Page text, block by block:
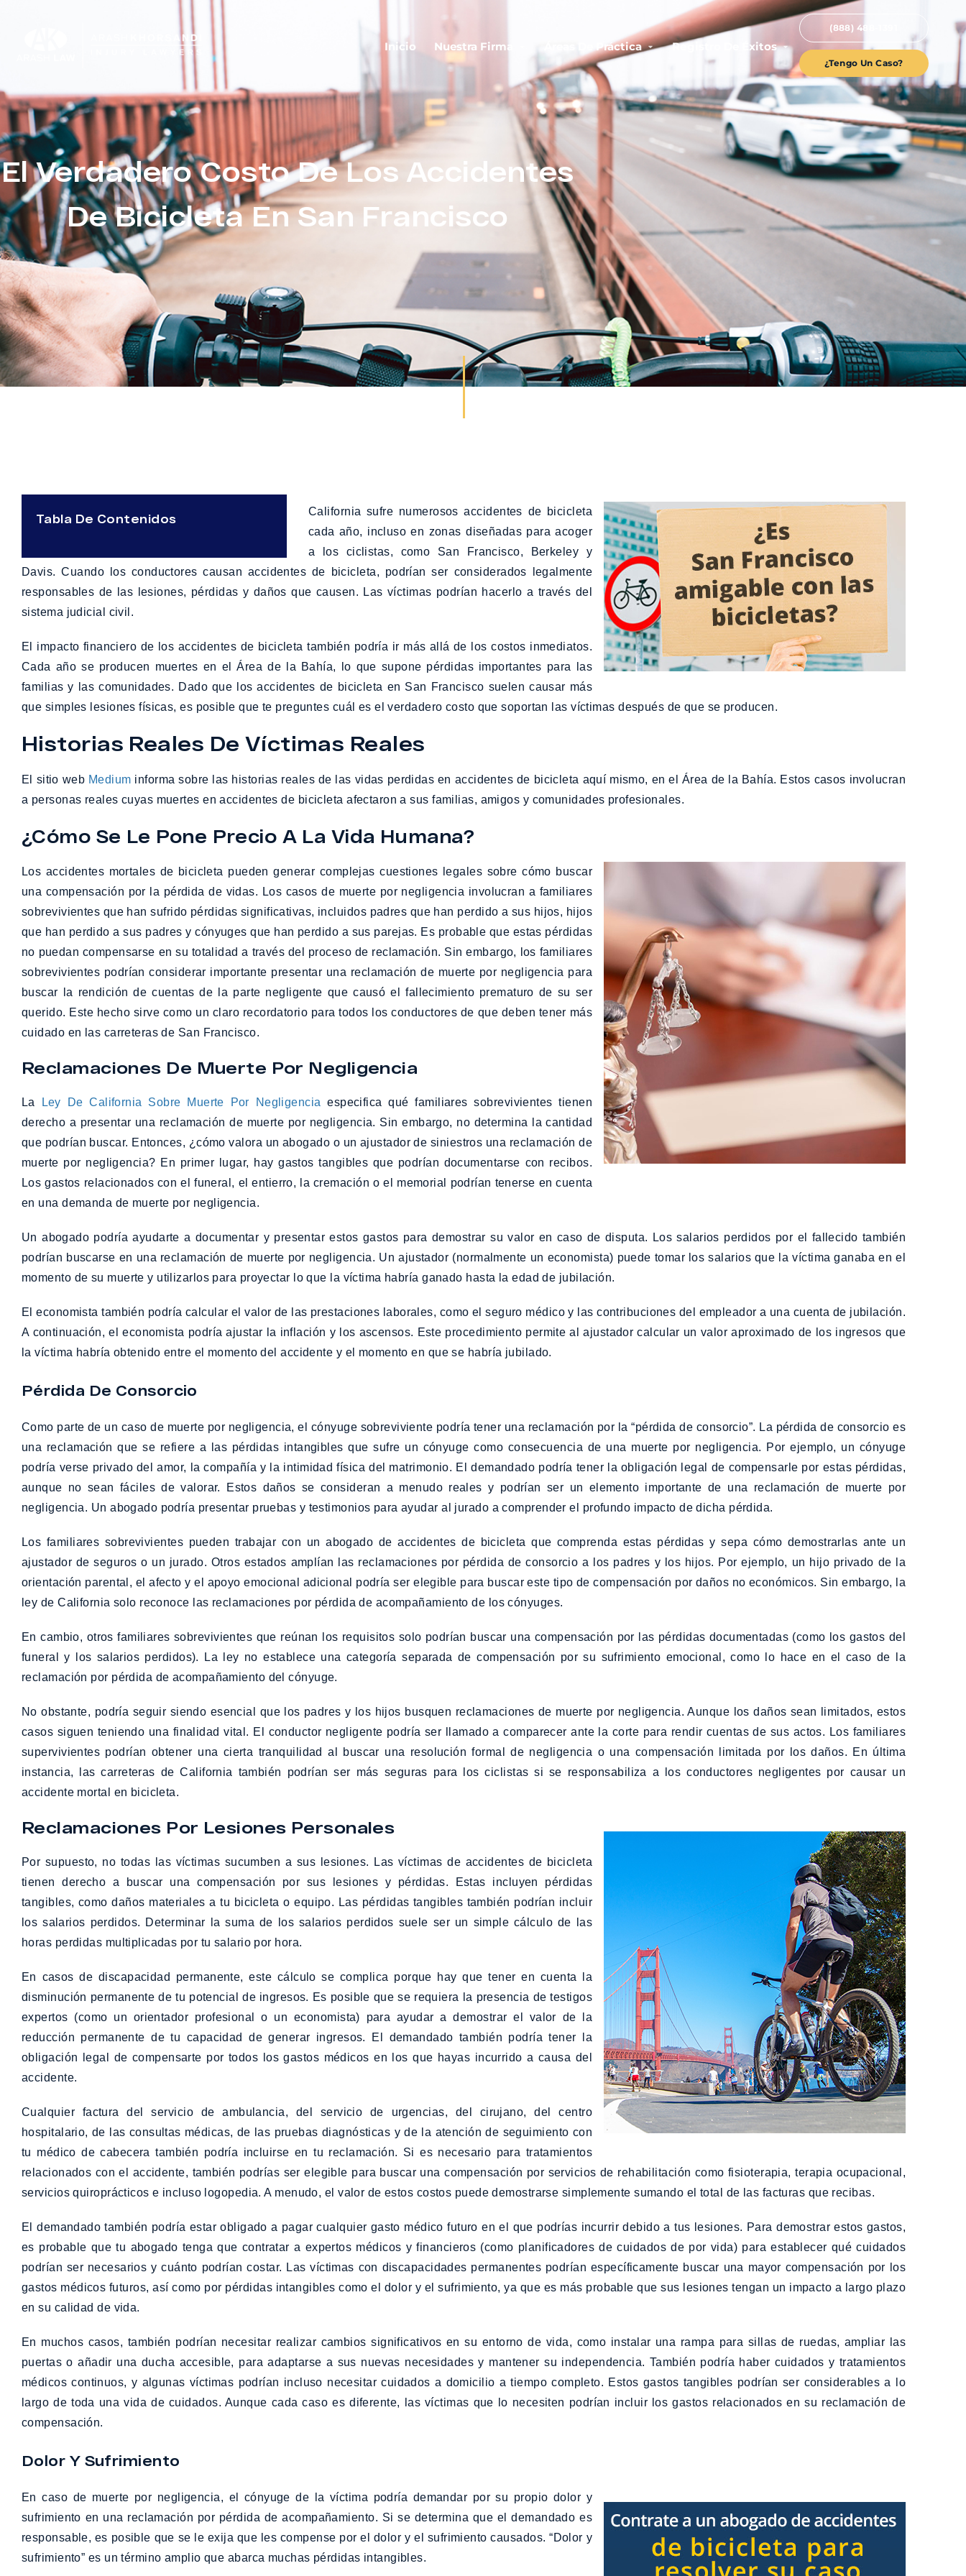
Inicio Nuestra Firma Áreas De Práctica Registro De Éxitos
(888) 488-1391
¿Tengo Un Caso?
El Verdadero Costo De Los Accidentes
De Bicicleta En San Francisco
Tabla De Contenidos
California sufre numerosos accidentes de bicicleta
cada año, incluso en zonas diseñadas para acoger
a los ciclistas, como San Francisco, Berkeley y
Davis. Cuando los conductores causan accidentes de bicicleta, podrían ser considerados legalmente
responsables de las lesiones, pérdidas y daños que causen. Las víctimas podrían hacerlo a través del
sistema judicial civil.
El impacto financiero de los accidentes de bicicleta también podría ir más allá de los costos inmediatos.
Cada año se producen muertes en el Área de la Bahía, lo que supone pérdidas importantes para las
familias y las comunidades. Dado que los accidentes de bicicleta en San Francisco suelen causar más
que simples lesiones físicas, es posible que te preguntes cuál es el verdadero costo que soportan las víctimas después de que se producen.
Historias Reales De Víctimas Reales
El sitio web Medium informa sobre las historias reales de las vidas perdidas en accidentes de bicicleta aquí mismo, en el Área de la Bahía. Estos casos involucran
a personas reales cuyas muertes en accidentes de bicicleta afectaron a sus familias, amigos y comunidades profesionales.
¿Cómo Se Le Pone Precio A La Vida Humana?
Los accidentes mortales de bicicleta pueden generar complejas cuestiones legales sobre cómo buscar
una compensación por la pérdida de vidas. Los casos de muerte por negligencia involucran a familiares
sobrevivientes que han sufrido pérdidas significativas, incluidos padres que han perdido a sus hijos, hijos
que han perdido a sus padres y cónyuges que han perdido a sus parejas. Es probable que estas pérdidas
no puedan compensarse en su totalidad a través del proceso de reclamación. Sin embargo, los familiares
sobrevivientes podrían considerar importante presentar una reclamación de muerte por negligencia para
buscar la rendición de cuentas de la parte negligente que causó el fallecimiento prematuro de su ser
querido. Este hecho sirve como un claro recordatorio para todos los conductores de que deben tener más
cuidado en las carreteras de San Francisco.
Reclamaciones De Muerte Por Negligencia
La Ley De California Sobre Muerte Por Negligencia especifica qué familiares sobrevivientes tienen
derecho a presentar una reclamación de muerte por negligencia. Sin embargo, no determina la cantidad
que podrían buscar. Entonces, ¿cómo valora un abogado o un ajustador de siniestros una reclamación de
muerte por negligencia? En primer lugar, hay gastos tangibles que podrían documentarse con recibos.
Los gastos relacionados con el funeral, el entierro, la cremación o el memorial podrían tenerse en cuenta
en una demanda de muerte por negligencia.
Un abogado podría ayudarte a documentar y presentar estos gastos para demostrar su valor en caso de disputa. Los salarios perdidos por el fallecido también
podrían buscarse en una reclamación de muerte por negligencia. Un ajustador (normalmente un economista) puede tomar los salarios que la víctima ganaba en el
momento de su muerte y utilizarlos para proyectar lo que la víctima habría ganado hasta la edad de jubilación.
El economista también podría calcular el valor de las prestaciones laborales, como el seguro médico y las contribuciones del empleador a una cuenta de jubilación.
A continuación, el economista podría ajustar la inflación y los ascensos. Este procedimiento permite al ajustador calcular un valor aproximado de los ingresos que
la víctima habría obtenido entre el momento del accidente y el momento en que se habría jubilado.
Pérdida De Consorcio
Como parte de un caso de muerte por negligencia, el cónyuge sobreviviente podría tener una reclamación por la “pérdida de consorcio”. La pérdida de consorcio es
una reclamación que se refiere a las pérdidas intangibles que sufre un cónyuge como consecuencia de una muerte por negligencia. Por ejemplo, un cónyuge
podría verse privado del amor, la compañía y la intimidad física del matrimonio. El demandado podría tener la obligación legal de compensarle por estas pérdidas,
aunque no sean fáciles de valorar. Estos daños se consideran a menudo reales y podrían ser un elemento importante de una reclamación de muerte por
negligencia. Un abogado podría presentar pruebas y testimonios para ayudar al jurado a comprender el profundo impacto de dicha pérdida.
Los familiares sobrevivientes pueden trabajar con un abogado de accidentes de bicicleta que comprenda estas pérdidas y sepa cómo demostrarlas ante un
ajustador de seguros o un jurado. Otros estados amplían las reclamaciones por pérdida de consorcio a los padres y los hijos. Por ejemplo, un hijo privado de la
orientación parental, el afecto y el apoyo emocional adicional podría ser elegible para buscar este tipo de compensación por daños no económicos. Sin embargo, la
ley de California solo reconoce las reclamaciones por pérdida de acompañamiento de los cónyuges.
En cambio, otros familiares sobrevivientes que reúnan los requisitos solo podrían buscar una compensación por las pérdidas documentadas (como los gastos del
funeral y los salarios perdidos). La ley no establece una categoría separada de compensación por su sufrimiento emocional, como lo hace en el caso de la
reclamación por pérdida de acompañamiento del cónyuge.
No obstante, podría seguir siendo esencial que los padres y los hijos busquen reclamaciones de muerte por negligencia. Aunque los daños sean limitados, estos
casos siguen teniendo una finalidad vital. El conductor negligente podría ser llamado a comparecer ante la corte para rendir cuentas de sus actos. Los familiares
supervivientes podrían obtener una cierta tranquilidad al buscar una resolución formal de negligencia o una compensación limitada por los daños. En última
instancia, las carreteras de California también podrían ser más seguras para los ciclistas si se responsabiliza a los conductores negligentes por causar un
accidente mortal en bicicleta.
Reclamaciones Por Lesiones Personales
Por supuesto, no todas las víctimas sucumben a sus lesiones. Las víctimas de accidentes de bicicleta
tienen derecho a buscar una compensación por sus lesiones y pérdidas. Estas incluyen pérdidas
tangibles, como daños materiales a tu bicicleta o equipo. Las pérdidas tangibles también podrían incluir
los salarios perdidos. Determinar la suma de los salarios perdidos suele ser un simple cálculo de las
horas perdidas multiplicadas por tu salario por hora.
En casos de discapacidad permanente, este cálculo se complica porque hay que tener en cuenta la
disminución permanente de tu potencial de ingresos. Es posible que se requiera la presencia de testigos
expertos (como un orientador profesional o un economista) para ayudar a demostrar el valor de la
reducción permanente de tu capacidad de generar ingresos. El demandado también podría tener la
obligación legal de compensarte por todos los gastos médicos en los que hayas incurrido a causa del
accidente.
Cualquier factura del servicio de ambulancia, del servicio de urgencias, del cirujano, del centro
hospitalario, de las consultas médicas, de las pruebas diagnósticas y de la atención de seguimiento con
tu médico de cabecera también podría incluirse en tu reclamación. Si es necesario para tratamientos
relacionados con el accidente, también podrías ser elegible para buscar una compensación por servicios de rehabilitación como fisioterapia, terapia ocupacional,
servicios quiroprácticos e incluso logopedia. A menudo, el valor de estos costos puede demostrarse simplemente sumando el total de las facturas que recibas.
El demandado también podría estar obligado a pagar cualquier gasto médico futuro en el que podrías incurrir debido a tus lesiones. Para demostrar estos gastos,
es probable que tu abogado tenga que contratar a expertos médicos y financieros (como planificadores de cuidados de por vida) para establecer qué cuidados
podrían ser necesarios y cuánto podrían costar. Las víctimas con discapacidades permanentes podrían específicamente buscar una mayor compensación por los
gastos médicos futuros, así como por pérdidas intangibles como el dolor y el sufrimiento, ya que es más probable que sus lesiones tengan un impacto a largo plazo
en su calidad de vida.
En muchos casos, también podrían necesitar realizar cambios significativos en su entorno de vida, como instalar una rampa para sillas de ruedas, ampliar las
puertas o añadir una ducha accesible, para adaptarse a sus nuevas necesidades y mantener su independencia. También podría haber cuidados y tratamientos
médicos continuos, y algunas víctimas podrían incluso necesitar cuidados a domicilio a tiempo completo. Estos gastos tangibles podrían ser considerables a lo
largo de toda una vida de cuidados. Aunque cada caso es diferente, las víctimas que lo necesiten podrían incluir los gastos relacionados en su reclamación de
compensación.
Dolor Y Sufrimiento
En caso de muerte por negligencia, el cónyuge de la víctima podría demandar por su propio dolor y
sufrimiento en una reclamación por pérdida de acompañamiento. Si se determina que el demandado es
responsable, es posible que se le exija que les compense por el dolor y el sufrimiento causados. “Dolor y
sufrimiento” es un término amplio que abarca muchas pérdidas intangibles.